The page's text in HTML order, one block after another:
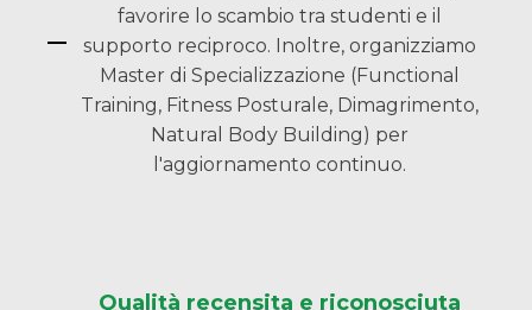
favorire lo scambio tra studenti e il
supporto reciproco. Inoltre, organizziamo
Master di Specializzazione (Functional
Training, Fitness Posturale, Dimagrimento,
Natural Body Building) per
l'aggiornamento continuo.
Qualità recensita e riconosciuta